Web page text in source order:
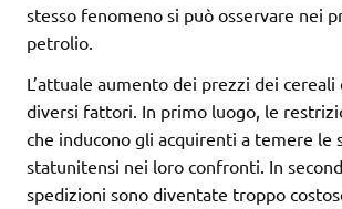
stesso fenomeno si può osservare nei
petrolio.
L’attuale aumento dei prezzi dei
diversi fattori. In primo luogo, le
che inducono gli acquirenti a temere le
statunitensi nei loro confronti. In
spedizioni sono diventate troppo